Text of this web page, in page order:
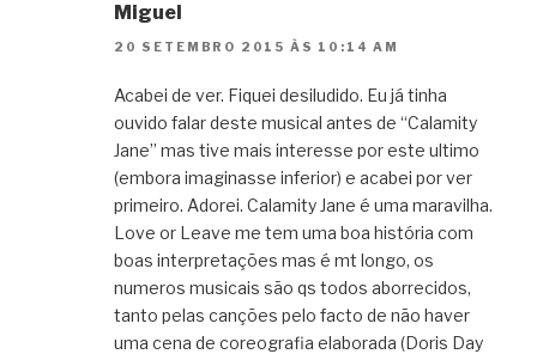
Miguel
20 SETEMBRO 2015 ÀS 10:14 AM
Acabei de ver. Fiquei desiludido. Eu já tinha
ouvido falar deste musical antes de “Calamity
Jane” mas tive mais interesse por este ultimo
(embora imaginasse inferior) e acabei por ver
primeiro. Adorei. Calamity Jane é uma maravilha.
Love or Leave me tem uma boa história com
boas interpretações mas é mt longo, os
numeros musicais são qs todos aborrecidos,
tanto pelas canções pelo facto de não haver
uma cena de coreografia elaborada (Doris Day